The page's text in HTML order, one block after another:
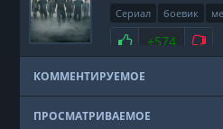
Сериал боевик
фэнтези
США 2011
Нравится
+574 Не
КОММЕНТИРУЕМОЕ
ПРОСМАТРИВАЕМОЕ